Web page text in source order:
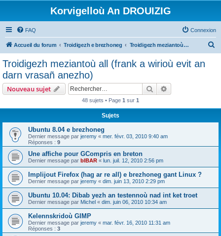
Korvigelloù An DROUIZIG
FAQ Connexion
Accueil du forum Troidigezh e brezhoneg Troidigezh meziantoù all (frank a wirioù evit an darn vrasañ anezho)
Troidigezh meziantoù all (frank a wirioù evit an
darn vrasañ anezho)
Nouveau sujet Rechercher
48 sujets • Page 1 sur 1
Sujets
Ubuntu 8.04 e brezhoneg
Dernier message par jeremy « mer. févr. 03, 2010 9:40 am
Réponses : 9
Une affiche pour GCompris en breton
Dernier message par bIBAR « lun. juil. 12, 2010 2:56 pm
Implijout Firefox (hag ar re all) e brezhoneg gant Linux ?
Dernier message par jeremy « dim. juin 13, 2010 2:29 pm
Ubuntu 10.04: Dibab yezh an testennoù nad int ket troet
Dernier message par Michel « dim. juin 06, 2010 10:34 am
Kelennskridoù GIMP
Dernier message par jeremy « mar. févr. 16, 2010 11:31 am
Réponses : 3